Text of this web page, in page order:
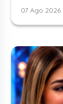
07 Ago 2026